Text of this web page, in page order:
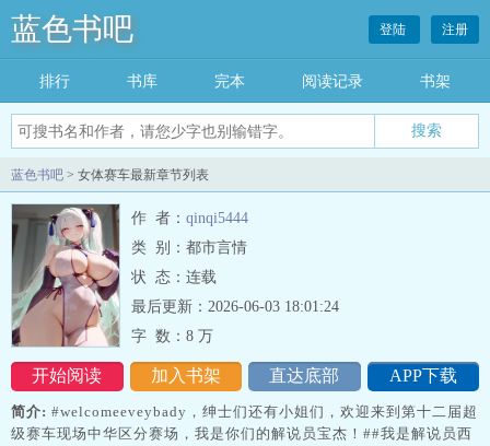
蓝色书吧
搜索
登陆 注册
排行 书库 完本 阅读记录 书架
蓝色书吧 > 女体赛车最新章节列表
作 者： qinqi5444
类 别：都市言情
状 态：连载
开始阅读 加入书架 直达底部 APP下载
最后更新：2026-06-03 18:01:24
字 数： 8 万
简介: #welcomeeveybady，绅士们还有小姐们，欢迎来到第十二届超
级赛车现场中华区分赛场，我是你们的解说员宝杰！##我是解说员西